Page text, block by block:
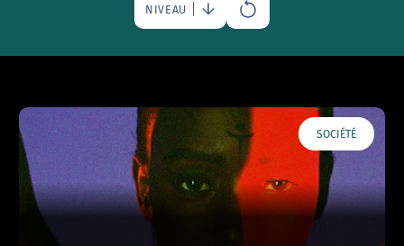
NIVEAU
SOCIÉTÉ